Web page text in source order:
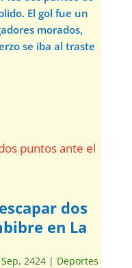
El gol fue un
morados,
se iba al traste
dos
en La
2424| Deportes